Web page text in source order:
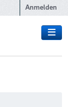
Anmelden